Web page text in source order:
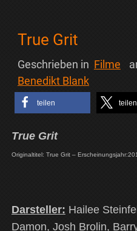
True Grit
Geschrieben in Filme
Benedikt Blank
teilen teilen
True Grit
Originaltitel: True Grit –
Darsteller: Hailee
Damon, Josh Brolin,